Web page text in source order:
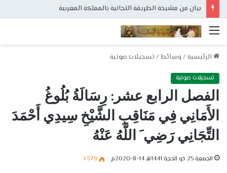
بيان من مشيخة الطريقة التجانية بالمملكة المغربية
القائمة
الرئيسية / وسائط/ تسجيلات صوتية
تسجيلات صوتية
الفصل الرابع عشر: رِسَالَةُ بُلُوغُ
الأَمَانِي فِي مَنَاقِبِ الشَّيْخِ سِيدِي أَحْمَدَ
التِّجَانِي رَضِي َ اللَّهُ عَنْهُ
الجمعة 25 ذو الحجة 1441هـ 14-8-2020م 1٬579